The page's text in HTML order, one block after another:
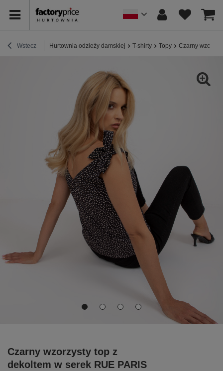
Wstecz Hurtownia odzieży damskiej T-shirty Topy Czarny
Czarny wzorzysty top z
dekoltem w serek RUE PARIS